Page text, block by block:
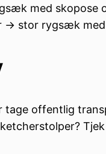
med skopose
→ stor rygsæk
tage offentlig